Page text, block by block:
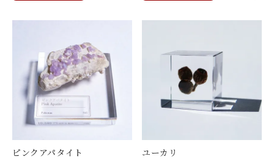
ピンクアパタイト
ユーカリ